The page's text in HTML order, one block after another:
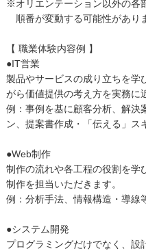
※オリエンテーション以外の各
順番が変動する可能性があり
【 職業体験内容例 】
●IT営業
製品やサービスの成り立ちを学
がら価値提供の考え方を実務に
例：事例を基に顧客分析、解決
ン、提案書作成・「伝える」ス
●Web制作
制作の流れや各工程の役割を学
制作を担当いただきます。
例：分析手法、情報構造・導線
●システム開発
プログラミングだけでなく、設